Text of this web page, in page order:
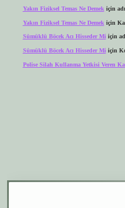
Yakın Fiziksel Temas Ne Demek için
Yakın Fiziksel Temas Ne Demek için
Sümüklü Böcek Acı Hisseder Miiçin
Sümüklü Böcek Acı Hisseder Mi için
Polise Silah Kullanma Yetkisi Veren